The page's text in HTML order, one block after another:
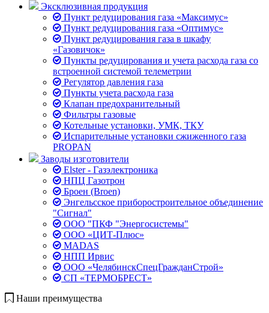
Эксклюзивная продукция
Пункт редуцирования газа «Максимус»
Пункт редуцирования газа «Оптимус»
Пункт редуцирования газа в шкафу
«Газовичок»
Пункты редуцирования и учета расхода газа со
встроенной системой телеметрии
Регулятор давления газа
Пункты учета расхода газа
Клапан предохранительный
Фильтры газовые
Котельные установки, УМК, ТКУ
Испарительные установки сжиженного газа
PROPAN
Заводы изготовители
Elster - Газэлектроника
НПЦ Газотрон
Броен (Broen)
Энгельсское приборостроительное объединение
"Сигнал"
ООО "ПКФ "Энергосистемы"
ООО «ЦИТ-Плюс»
MADAS
НПП Ирвис
ООО «ЧелябинскСпецГражданСтрой»
СП «ТЕРМОБРЕСТ»
Наши преимущества